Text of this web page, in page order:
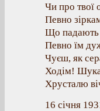
Чи про твої
Певно
Що падають
Певно їм
Чуєш, як
Ходім!
Хрусталю
16 січня